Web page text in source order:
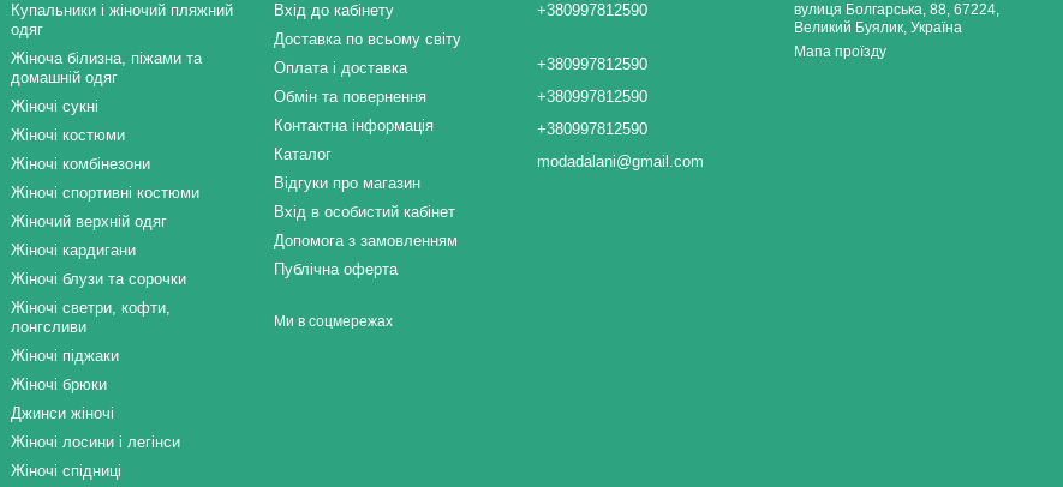
Купальники і жіночий пляжний
одяг
Жіноча білизна, піжами та
домашній одяг
Жіночі сукні
Жіночі костюми
Жіночі комбінезони
Жіночі спортивні костюми
Жіночий верхній одяг
Жіночі кардигани
Жіночі блузи та сорочки
Жіночі светри, кофти,
лонгсливи
Жіночі піджаки
Жіночі брюки
Джинси жіночі
Жіночі лосини і легінси
Жіночі спідниці
Вхід до кабінету
Доставка по всьому світу
Оплата і доставка
Обмін та повернення
Контактна інформація
Каталог
Відгуки про магазин
Вхід в особистий кабінет
Допомога з замовленням
Публічна оферта
Ми в соцмережах
+380997812590
+380997812590
+380997812590
+380997812590
modadalani@gmail.com
вулиця Болгарська, 88, 67224,
Великий Буялик, Україна
Мапа проїзду